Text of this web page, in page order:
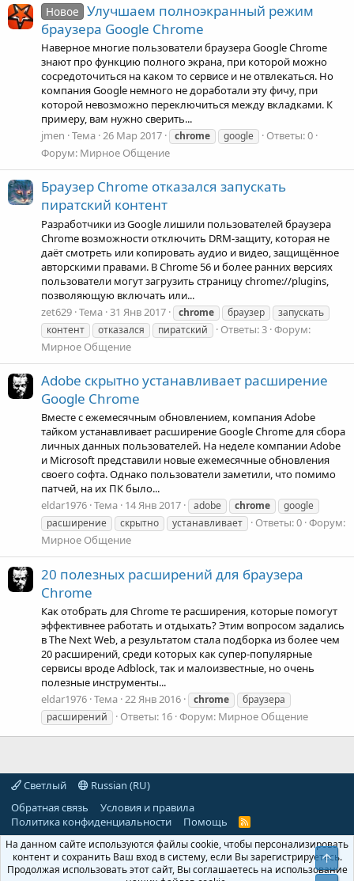
Новое Улучшаем полноэкранный режим
браузера Google Chrome
Наверное многие пользователи браузера Google Chrome
знают про функцию полного экрана, при которой можно
сосредоточиться на каком то сервисе и не отвлекаться. Но
компания Google немного не доработали эту фичу, при
которой невозможно переключиться между вкладками. К
примеру, вам нужно сверить...
jmen Тема 26 Мар 2017 chrome google
Ответы: 0
Форум: Мирное Общение
Браузер Chrome отказался запускать
пиратский контент
Разработчики из Google лишили пользователей браузера
Chrome возможности отключить DRM-защиту, которая не
даёт смотреть или копировать аудио и видео, защищённое
авторскими правами. В Chrome 56 и более ранних версиях
пользователи могут загрузить страницу chrome://plugins,
позволяющую включать или...
zet629 Тема 31 Янв 2017 chrome браузер
запускать
контент
отказался пиратский Ответы: 3 Форум:
Мирное Общение
Adobe скрытно устанавливает расширение
Google Chrome
Вместе с ежемесячным обновлением, компания Adobe
тайком устанавливает расширение Google Chrome для сбора
личных данных пользователей. На неделе компании Adobe
и Microsoft представили новые ежемесячные обновления
своего софта. Однако пользователи заметили, что помимо
патчей, на их ПК было...
eldar1976 Тема 14 Янв 2017 adobe chrome
google
расширение
скрытно устанавливает Ответы: 0 Форум:
Мирное Общение
20 полезных расширений для браузера
Chrome
Как отобрать для Chrome те расширения, которые помогут
эффективнее работать и отдыхать? Этим вопросом задались
в The Next Web, а результатом стала подборка из более чем
20 расширений, среди которых как супер-популярные
сервисы вроде Adblock, так и малоизвестные, но очень
полезные инструменты...
eldar1976 Тема 22 Янв 2016 chrome
браузера
расширений
Ответы: 16 Форум: Мирное Общение
Светлый
Russian (RU)
Обратная связь
Условия и правила
Политика конфиденциальности
Помощь
R
S
На данном сайте используются файлы cookie, чтобы персонализировать
контент и сохранить Ваш вход в систему, если Вы зарегистрируетесь.
Продолжая использовать этот сайт, Вы соглашаетесь на использование